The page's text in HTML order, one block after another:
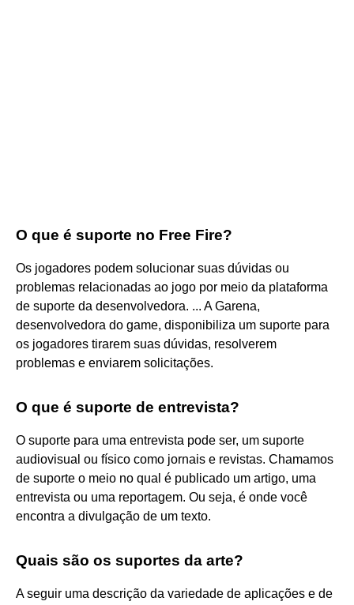
O que é suporte no Free Fire?
Os jogadores podem solucionar suas dúvidas ou
problemas relacionadas ao jogo por meio da plataforma
de suporte da desenvolvedora. ... A Garena,
desenvolvedora do game, disponibiliza um suporte para
os jogadores tirarem suas dúvidas, resolverem
problemas e enviarem solicitações.
O que é suporte de entrevista?
O suporte para uma entrevista pode ser, um suporte
audiovisual ou físico como jornais e revistas. Chamamos
de suporte o meio no qual é publicado um artigo, uma
entrevista ou uma reportagem. Ou seja, é onde você
encontra a divulgação de um texto.
Quais são os suportes da arte?
A seguir uma descrição da variedade de aplicações e de